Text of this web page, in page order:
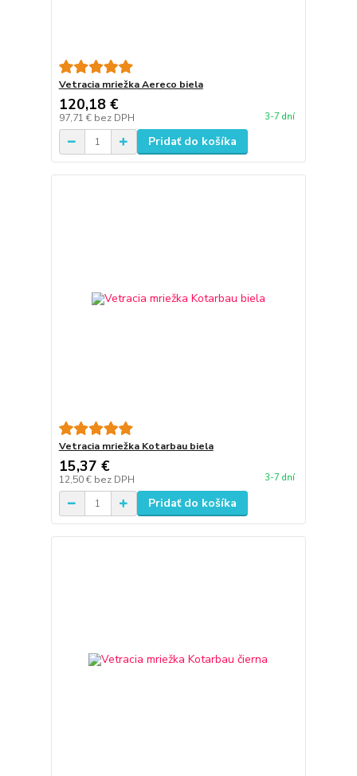
Vetracia mriežka Aereco biela
120,18 €
97,71 € bez DPH 3-7 dní
Pridať do košíka
Vetracia mriežka Kotarbau biela
15,37 €
12,50 € bez DPH 3-7 dní
Pridať do košíka